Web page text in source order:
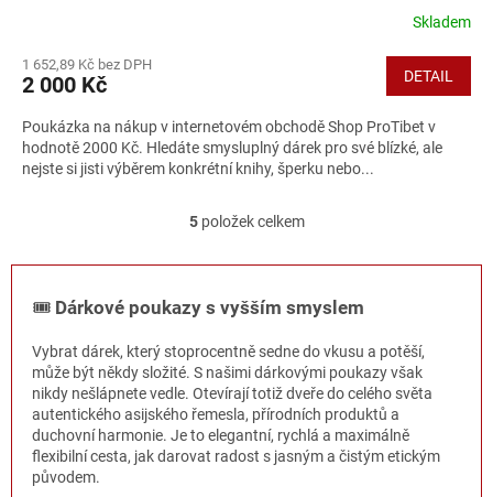
Skladem
1 652,89 Kč bez DPH
2 000 Kč DETAIL
Poukázka na nákup v internetovém obchodě Shop ProTibet v
hodnotě 2000 Kč. Hledáte smysluplný dárek pro své blízké, ale
nejste si jisti výběrem konkrétní knihy, šperku nebo...
O
l
d
c
í
p
r
v
k
5položek celkem
🎟️ Dárkové poukazy s vyšším smyslem
Vybrat dárek, který stoprocentně sedne do vkusu a potěší,
může být někdy složité. S našimi dárkovými poukazy však
nikdy nešlápnete vedle. Otevírají totiž dveře do celého světa
autentického asijského řemesla, přírodních produktů a
duchovní harmonie. Je to elegantní, rychlá a maximálně
flexibilní cesta, jak darovat radost s jasným a čistým etickým
původem.